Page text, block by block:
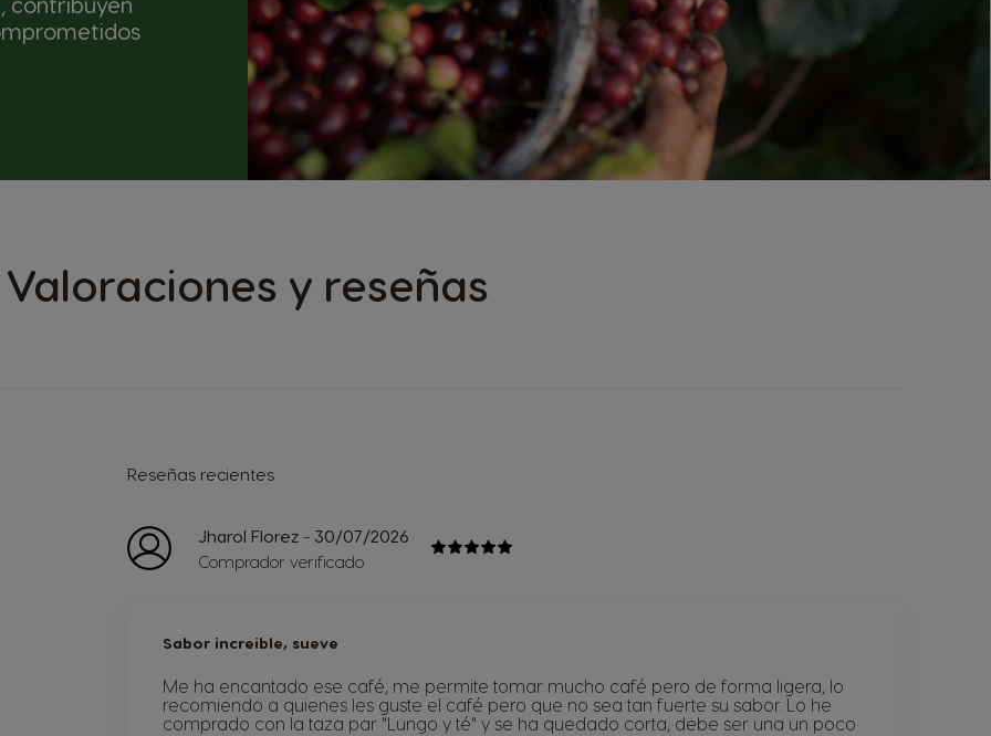
Valoraciones y reseñas
Reseñas recientes
Jharol Florez - 30/07/2026
Comprador verificado
Sabor increible, sueve
Me ha encantado ese café, me permite tomar mucho café pero de forma ligera, lo
recomiendo a quienes les guste el café pero que no sea tan fuerte su sabor. Lo he
comprado con la taza par "Lungo y té" y se ha quedado corta, debe ser una un poco